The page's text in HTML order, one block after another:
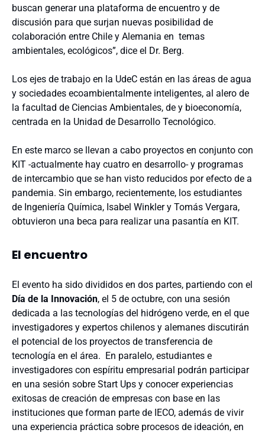
buscan generar una plataforma de encuentro y de
discusión para que surjan nuevas posibilidad de
colaboración entre Chile y Alemania en temas
ambientales, ecológicos”, dice el Dr. Berg.
Los ejes de trabajo en la UdeC están en las áreas de agua
y sociedades ecoambientalmente inteligentes, al alero de
la facultad de Ciencias Ambientales, de y bioeconomía,
centrada en la Unidad de Desarrollo Tecnológico.
En este marco se llevan a cabo proyectos en conjunto con
KIT -actualmente hay cuatro en desarrollo- y programas
de intercambio que se han visto reducidos por efecto de a
pandemia. Sin embargo, recientemente, los estudiantes
de Ingeniería Química, Isabel Winkler y Tomás Vergara,
obtuvieron una beca para realizar una pasantía en KIT.
El encuentro
El evento ha sido divididos en dos partes, partiendo con el
Día de la Innovación, el 5 de octubre, con una sesión
dedicada a las tecnologías del hidrógeno verde, en el que
investigadores y expertos chilenos y alemanes discutirán
el potencial de los proyectos de transferencia de
tecnología en el área. En paralelo, estudiantes e
investigadores con espíritu empresarial podrán participar
en una sesión sobre Start Ups y conocer experiencias
exitosas de creación de empresas con base en las
instituciones que forman parte de IECO, además de vivir
una experiencia práctica sobre procesos de ideación, en